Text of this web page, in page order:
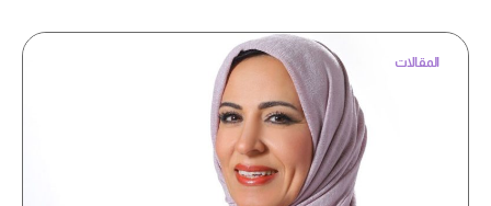
المقالات